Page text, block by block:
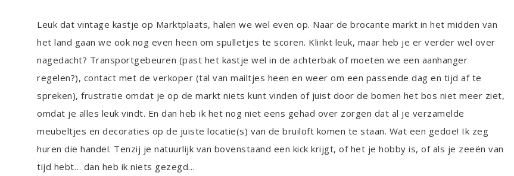
Leuk dat vintage kastje op Marktplaats, halen we wel even op. Naar de brocante markt in het midden van
het land gaan we ook nog even heen om spulletjes te scoren. Klinkt leuk, maar heb je er verder wel over
nagedacht? Transportgebeuren (past het kastje wel in de achterbak of moeten we een aanhanger
regelen?), contact met de verkoper (tal van mailtjes heen en weer om een passende dag en tijd af te
spreken), frustratie omdat je op de markt niets kunt vinden of juist door de bomen het bos niet meer ziet,
omdat je alles leuk vindt. En dan heb ik het nog niet eens gehad over zorgen dat al je verzamelde
meubeltjes en decoraties op de juiste locatie(s) van de bruiloft komen te staan. Wat een gedoe! Ik zeg
huren die handel. Tenzij je natuurlijk van bovenstaand een kick krijgt, of het je hobby is, of als je zeeën van
tijd hebt… dan heb ik niets gezegd…